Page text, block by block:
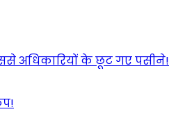
अधिकारियों के छूट गए पसीने!